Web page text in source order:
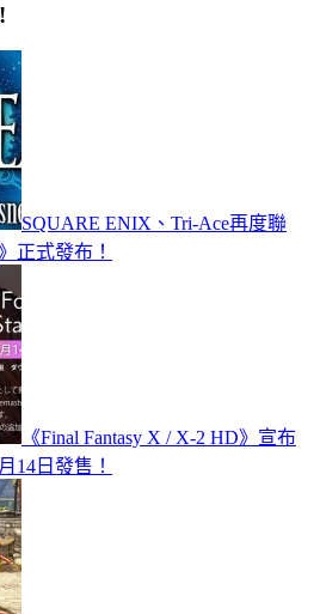
SQUARE ENIX、Tri-Ace再度聯
正式發布！
《Final Fantasy X / X-2 HD》宣布
14日發售！